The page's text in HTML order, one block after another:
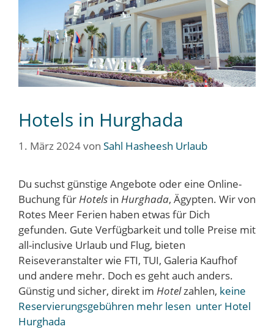
Hotels in Hurghada
1. März 2024von Sahl Hasheesh Urlaub
Du suchst günstige Angebote oder eine Online-
Buchung fürHotels in Hurghada, Ägypten. Wir von
Rotes Meer Ferien haben etwas für Dich
gefunden. Gute Verfügbarkeit und tolle Preise mit
all-inclusive Urlaub und Flug, bieten
Reiseveranstalter wie FTI, TUI, Galeria Kaufhof
und andere mehr. Doch es geht auch anders.
Günstig und sicher, direkt im Hotelzahlen, keine
Reservierungsgebühren mehr lesen unter Hotel
Hurghada